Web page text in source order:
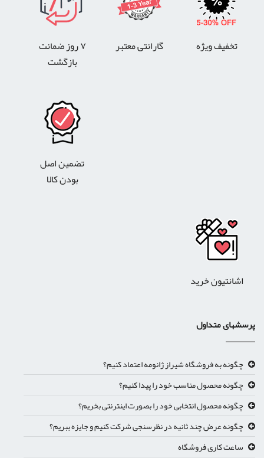
تخفیف ویژه گارانتی معتبر
۷ روز ضمانت
بازگشت
تضمین اصل
بودن کالا
اشانتیون خرید
پرسشهای متداول
چگونه به فروشگاه شیراز ژانومه اعتماد کنیم؟
چگونه محصول مناسب خود را پیدا کنیم؟
چگونه محصول انتخابی خود را بصورت اینترنتی بخریم؟
چگونه عرض چند ثانیه در نظرسنجی شرکت کنیم و جایزه ببریم؟
ساعت کاری فروشگاه